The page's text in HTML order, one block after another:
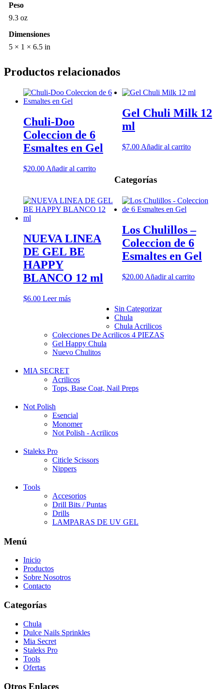
Peso
9.3 oz
Dimensiones
5 × 1 × 6.5 in
Productos relacionados
Chuli-Doo
Coleccion de 6
Esmaltes en Gel
$20.00 Añadir al carrito
Gel Chuli Milk 12
ml
$7.00 Añadir al carrito
NUEVA LINEA
DE GEL BE
HAPPY
BLANCO 12 ml
$6.00 Leer más
Los Chulillos –
Coleccion de 6
Esmaltes en Gel
$20.00 Añadir al carrito
Categorías
Sin Categorizar
Chula
Chula Acrilicos
Colecciones De Acrilicos 4 PIEZAS
Gel Happy Chula
Nuevo Chulitos
MIA SECRET
Acrilicos
Tops, Base Coat, Nail Preps
Not Polish
Esencial
Monomer
Not Polish - Acrilicos
Staleks Pro
Citicle Scissors
Nippers
Tools
Accesorios
Drill Bits / Puntas
Drills
LAMPARAS DE UV GEL
Menú
Inicio
Productos
Sobre Nosotros
Contacto
Categorías
Chula
Dulce Nails Sprinkles
Mia Secret
Staleks Pro
Tools
Ofertas
Otros Enlaces